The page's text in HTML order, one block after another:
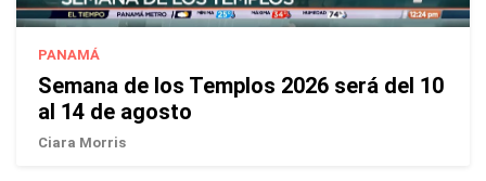
PANAMÁ
Semana de los Templos 2026 será del 10
al 14 de agosto
Ciara Morris